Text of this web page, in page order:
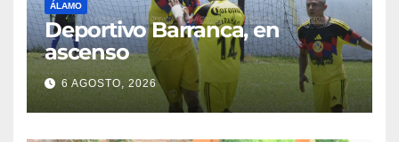
ÁLAMO
Deportivo Barranca, en
ascenso
6 AGOSTO, 2026